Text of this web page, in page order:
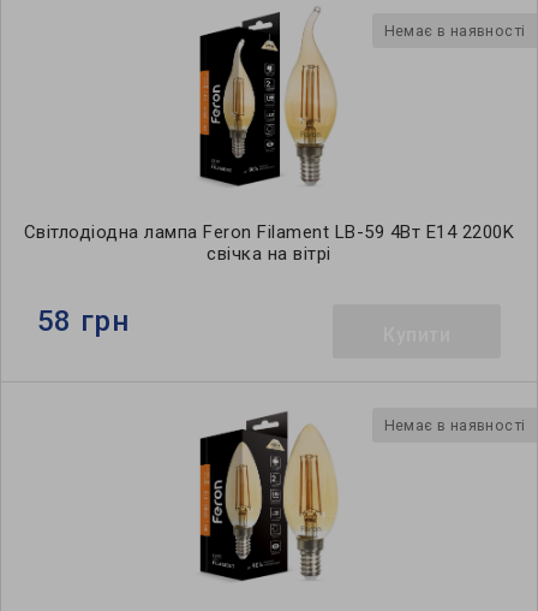
Немає в наявності
Світлодіодна лампа Feron Filament LB-59 4Вт E14 2200K
свічка на вітрі
58 грн
Немає в наявності